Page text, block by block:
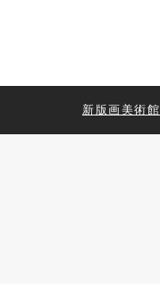
新版画美術館